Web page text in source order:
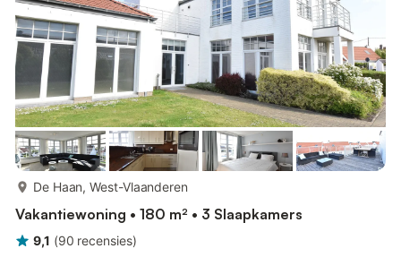
De Haan, West-Vlaanderen
Vakantiewoning • 180 m² • 3 Slaapkamers
9,1 (90 recensies)